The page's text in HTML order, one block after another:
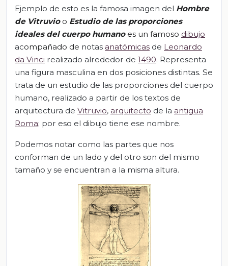
Ejemplo de esto es la famosa imagen del Hombre
de Vitruvioo Estudio de las proporciones
ideales del cuerpo humanoes un famoso dibujo
acompañado de notas anatómicas de Leonardo
da Vinci realizado alrededor de 1490. Representa
una figura masculina en dos posiciones distintas. Se
trata de un estudio de las proporciones del cuerpo
humano, realizado a partir de los textos de
arquitectura de Vitruvio, arquitecto de la antigua
Roma; por eso el dibujo tiene ese nombre.
Podemos notar como las partes que nos
conforman de un lado y del otro son del mismo
tamaño y se encuentran a la misma altura.